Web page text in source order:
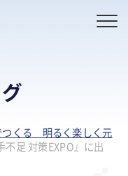
つくる 明るく楽しく元
不足 対策EXPO』に出